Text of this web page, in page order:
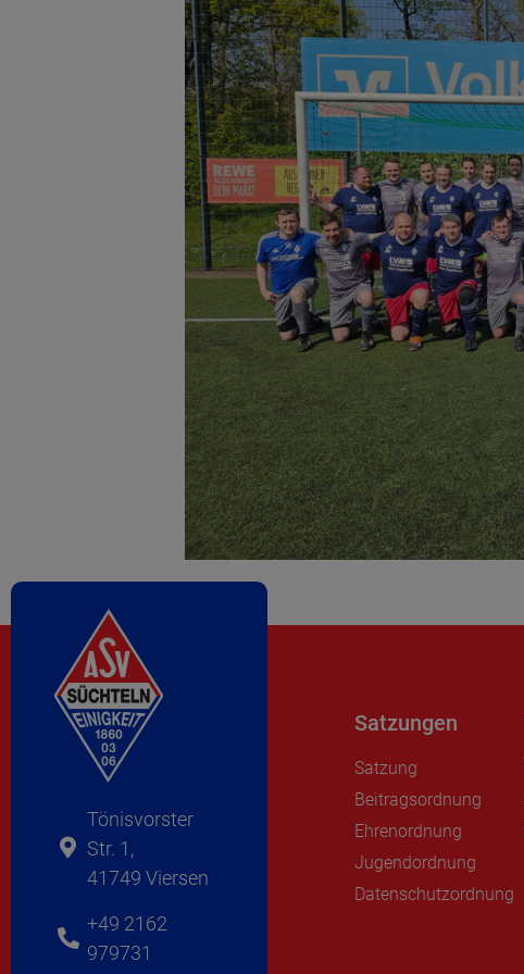
Tönisvorster
Str. 1,
41749 Viersen
+49 2162
979731
Satzungen
Satzung
Beitragsordnung
Ehrenordnung
Jugendordnung
Datenschutzordnung